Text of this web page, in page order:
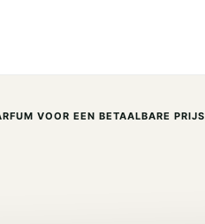
VOOR EEN BETAALBARE PRIJS